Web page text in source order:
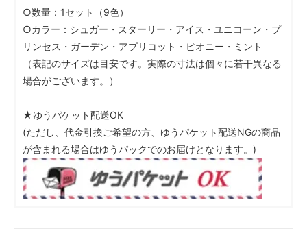
○数量：1セット（9色）
○カラー：シュガー・スターリー・アイス・ユニコーン・プ
リンセス・ガーデン・アプリコット・ピオニー・ミント
（表記のサイズは目安です。実際の寸法は個々に若干異なる
場合がございます。）
★ゆうパケット配送OK
(ただし、代金引換ご希望の方、ゆうパケット配送NGの商品
が含まれる場合はゆうパックでのお届けとなります。)